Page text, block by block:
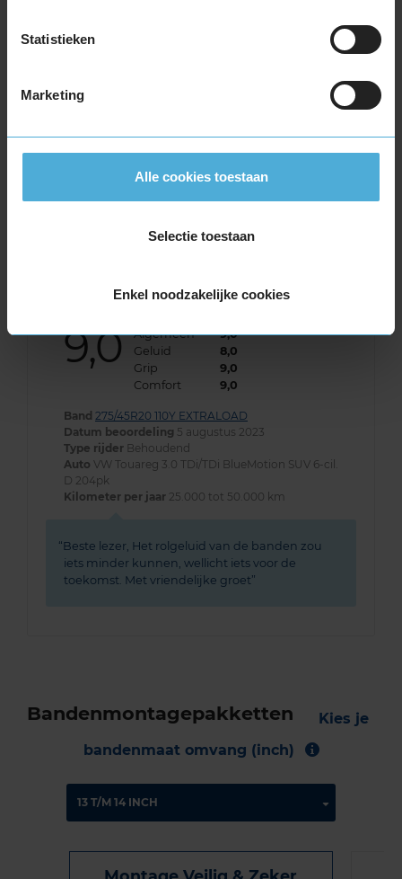
Statistieken
Marketing
Alle cookies toestaan
Selectie toestaan
Enkel noodzakelijke cookies
De band heeft een extern rolgeluid van 73 dB
een normale geluidsproductie heeft.
bandenlabel van deze band, klik danhier
9,0 Algemeen
9,0
Geluid
8,0
Grip
9,0
Comfort
9,0
Band 275/45R20 110Y EXTRALOAD
Datum beoordeling 5 augustus 2023
Type rijder Behoudend
Auto VW Touareg 3.0 TDi/TDi BlueMotion SUV 6-cil.
D 204pk
Kilometer per jaar 25.000 tot 50.000 km
Beste lezer, Het rolgeluid van de banden zou
iets minder kunnen, wellicht iets voor de
toekomst. Met vriendelijke groet
Bandenmontagepakketten
Kies je
bandenmaat omvang (inch)